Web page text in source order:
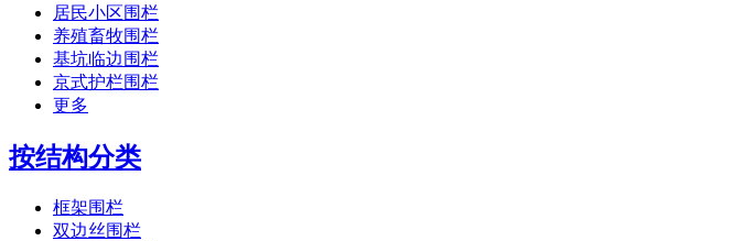
居民小区围栏
养殖畜牧围栏
基坑临边围栏
京式护栏围栏
更多
按结构分类
框架围栏
双边丝围栏